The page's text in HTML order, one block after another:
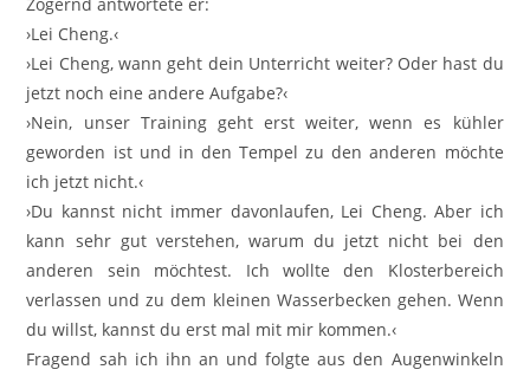
›Lei Cheng.‹
›Lei Cheng, wann geht dein Unterricht weiter? Oder hast du
jetzt noch eine andere Aufgabe?‹
›Nein, unser Training geht erst weiter, wenn es kühler
geworden ist und in den Tempel zu den anderen möchte
ich jetzt nicht.‹
›Du kannst nicht immer davonlaufen, Lei Cheng. Aber ich
kann sehr gut verstehen, warum du jetzt nicht bei den
anderen sein möchtest. Ich wollte den Klosterbereich
verlassen und zu dem kleinen Wasserbecken gehen. Wenn
du willst, kannst du erst mal mit mir kommen.‹
Fragend sah ich ihn an und folgte aus den Augenwinkeln